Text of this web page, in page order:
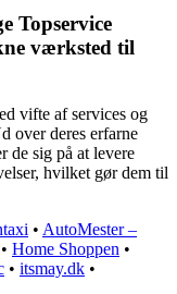
Topservice
værksted til
vifte af services og
over deres erfarne
de sig på at levere
hvilket gør dem til
• AutoMester –
• Home Shoppen •
• itsmay.dk •